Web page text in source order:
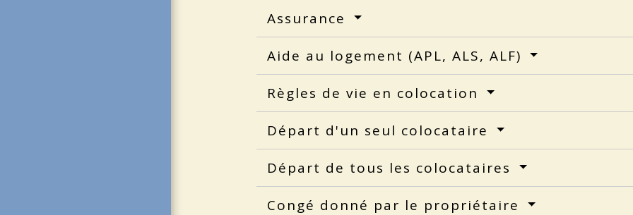
Assurance
Aide au logement (APL, ALS, ALF)
Règles de vie en colocation
Départ d'un seul colocataire
Départ de tous les colocataires
Congé donné par le propriétaire